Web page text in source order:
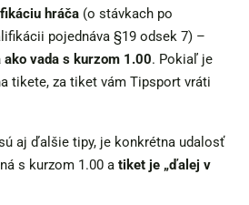
hráča (o stávkach po
pojednáva §19 odsek 7) –
vada s kurzom 1.00. Pokiaľ je
tikete, za tiket vám Tipsport vráti
aj ďalšie tipy, je konkrétna udalosť
s kurzom 1.00 a tiket je „ďalej v